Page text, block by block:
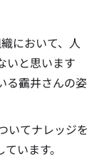
において、人
いと思います
る靍井さんの姿
いてナレッジを
います。